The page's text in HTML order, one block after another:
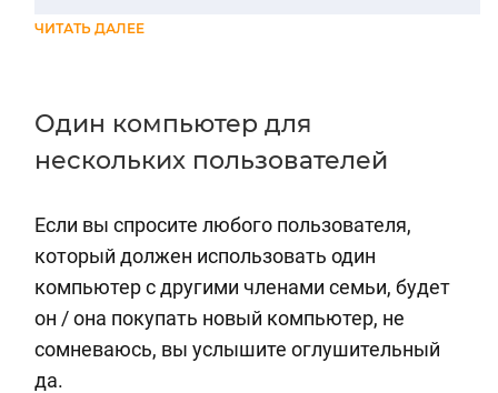
ЧИТАТЬ ДАЛЕЕ
Один компьютер для
нескольких пользователей
Если вы спросите любого пользователя,
который должен использовать один
компьютер с другими членами семьи, будет
он / она покупать новый компьютер, не
сомневаюсь, вы услышите оглушительный
да.